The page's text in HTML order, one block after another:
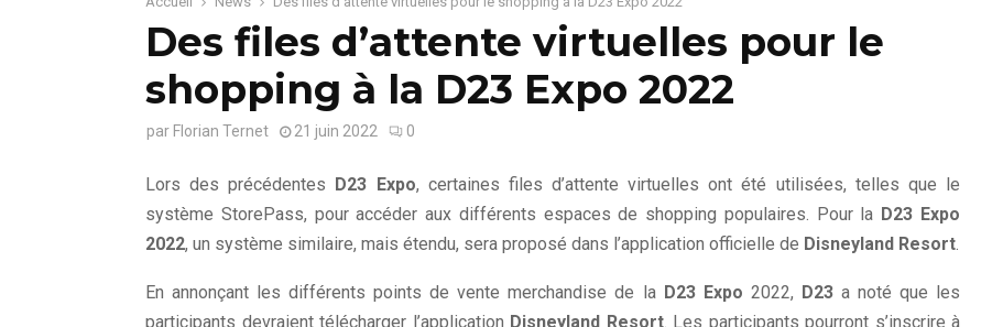
Des files d’attente virtuelles pour le
shopping à la D23 Expo 2022
par Florian Ternet 21 juin 2022 0
Lors des précédentes D23 Expo, certaines files d’attente virtuelles ont été utilisées, telles que le
système StorePass, pour accéder aux différents espaces de shopping populaires. Pour la D23 Expo
2022, un système similaire, mais étendu, sera proposé dans l’application officielle de Disneyland Resort.
En annonçant les différents points de vente merchandise de la D23 Expo 2022, D23a noté que les
participants devraient télécharger l’application Disneyland Resort. Les participants pourront s’inscrire à